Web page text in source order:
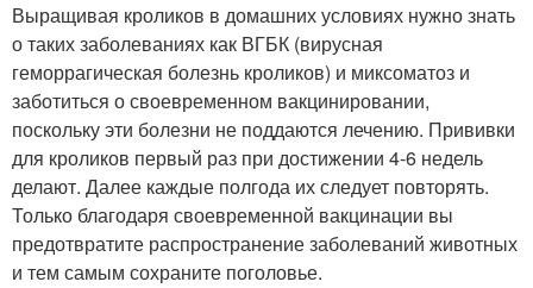
Выращивая кроликов в домашних условиях нужно знать
о таких заболеваниях как ВГБК (вирусная
геморрагическая болезнь кроликов) и миксоматоз и
заботиться о своевременном вакцинировании,
поскольку эти болезни не поддаются лечению. Прививки
для кроликов первый раз при достижении 4-6 недель
делают. Далее каждые полгода их следует повторять.
Только благодаря своевременной вакцинации вы
предотвратите распространение заболеваний животных
и тем самым сохраните поголовье.